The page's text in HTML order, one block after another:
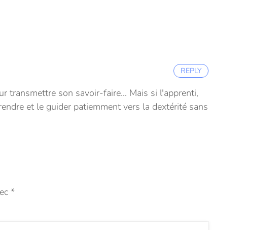
transmettre son savoir-faire… Mais si l'apprenti,
et le guider patiemment vers la dextérité sans
REPLY
*